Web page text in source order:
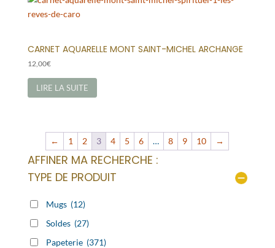
CARNET AQUARELLE MONT SAINT-MICHEL ARCHANGE
12,00€
LIRE LA SUITE
← 1 2 3 4 5 6 … 8 9 10 →
AFFINER MA RECHERCHE :
TYPE DE PRODUIT
Mugs (12)
Soldes (27)
Papeterie (371)